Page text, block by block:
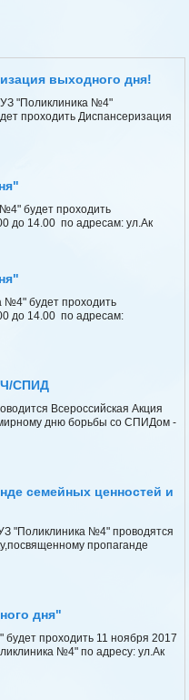
выходного дня!
"Поликлиника №4"
проходить Диспансеризация
будет проходить
до 14.00 по адресам: ул.Ак
№4" будет проходить
до 14.00 по адресам:
СПИД
Всероссийская Акция
дню борьбы со СПИДом -
семейных ценностей и
"Поликлиника №4" проводятся
пропаганде
дня"
проходить 11 ноября 2017
№4" по адресу: ул.Ак